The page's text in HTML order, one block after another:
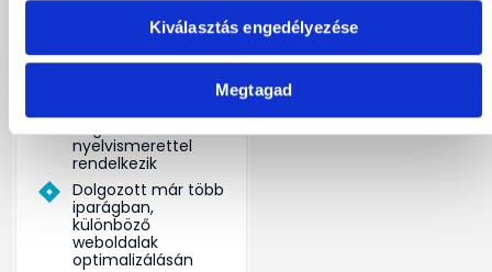
Kiválasztás engedélyezése
Megtagad
üzleti céljait és
javasol
nyelvismerettel
rendelkezik
Dolgozott már több
iparágban,
különböző
weboldalak
optimalizálásán